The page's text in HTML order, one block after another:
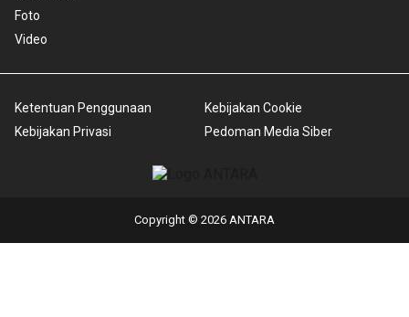
Foto
Video
Ketentuan Penggunaan
Kebijakan Privasi
Kebijakan Cookie
Pedoman Media Siber
Copyright © 2026 ANTARA